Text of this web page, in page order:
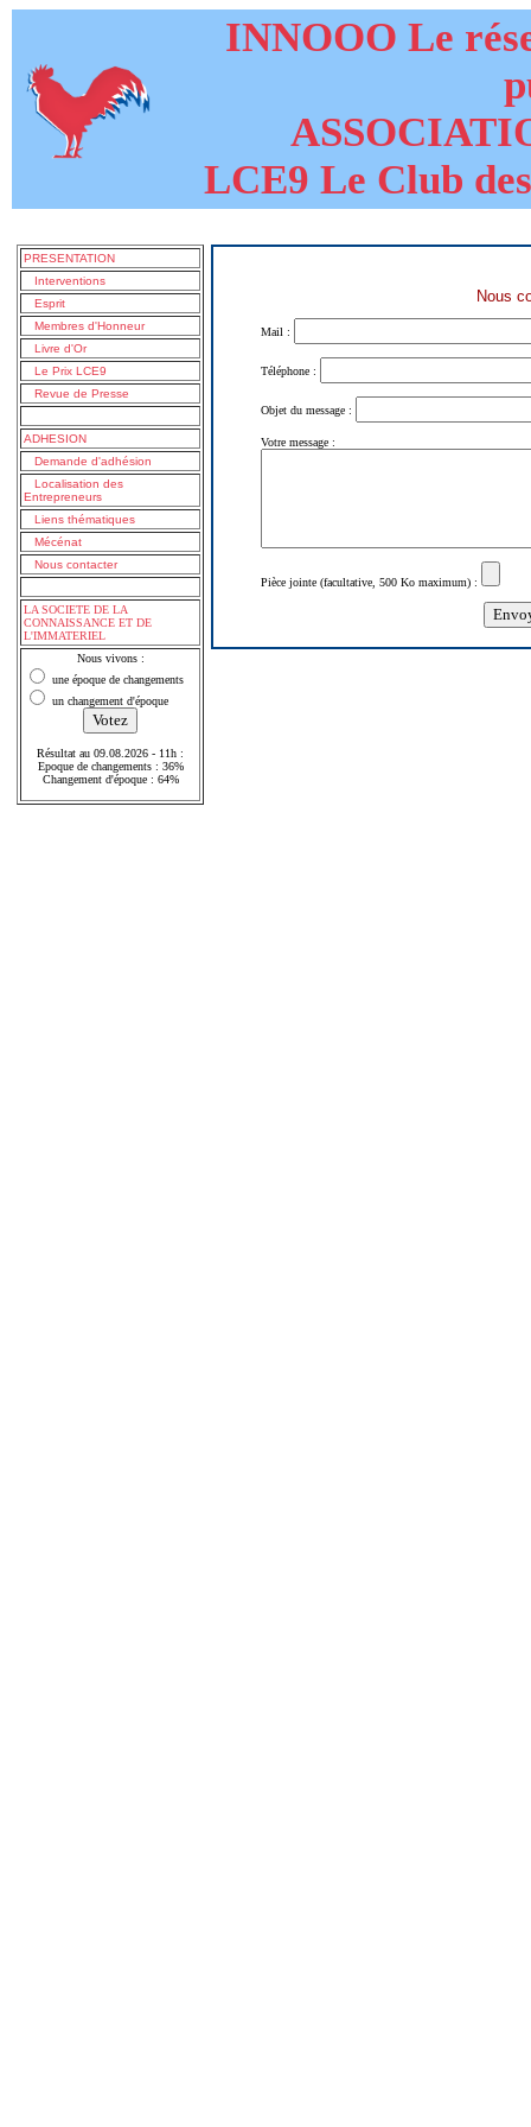
INNOOO Le
LCE9 Le Club
PRESENTATION
Interventions
Esprit
Membres d'Honneur
Livre d'Or
Le Prix LCE9
Revue de Presse
ADHESION
Demande d'adhésion
Localisation des
Entrepreneurs
Liens thématiques
Mécénat
Nous contacter
LA SOCIETE DE LA
CONNAISSANCE ET DE
L'IMMATERIEL
Nous vivons :
une époque de changements
un changement d'époque
Résultat au 09.08.2026 - 11h :
Epoque de changements : 36%
Changement d'époque : 64%
Nous
Mail :
Téléphone :
Objet du message :
Votre message :
Pièce jointe (facultative, 500 Ko maximum) :